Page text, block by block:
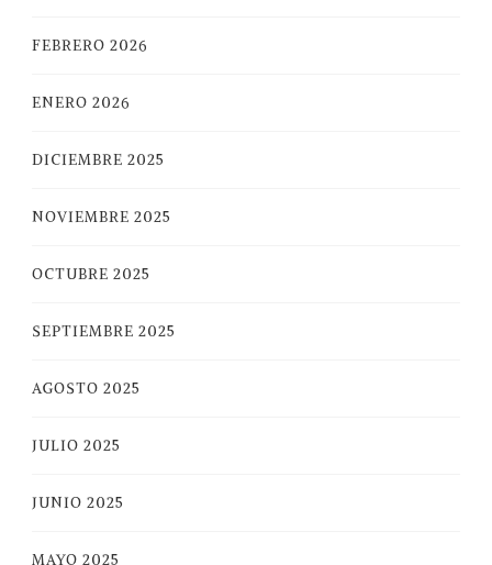
FEBRERO 2026
ENERO 2026
DICIEMBRE 2025
NOVIEMBRE 2025
OCTUBRE 2025
SEPTIEMBRE 2025
AGOSTO 2025
JULIO 2025
JUNIO 2025
MAYO 2025